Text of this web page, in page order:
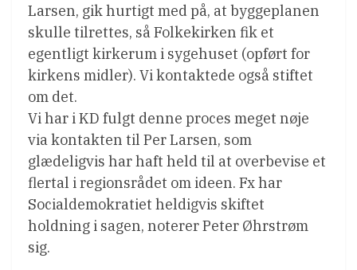
Larsen, gik hurtigt med på, at byggeplanen
skulle tilrettes, så Folkekirken fik et
egentligt kirkerum i sygehuset (opført for
kirkens midler). Vi kontaktede også stiftet
om det.
Vi har i KD fulgt denne proces meget nøje
via kontakten til Per Larsen, som
glædeligvis har haft held til at overbevise et
flertal i regionsrådet om ideen. Fx har
Socialdemokratiet heldigvis skiftet
holdning i sagen, noterer Peter Øhrstrøm
sig.